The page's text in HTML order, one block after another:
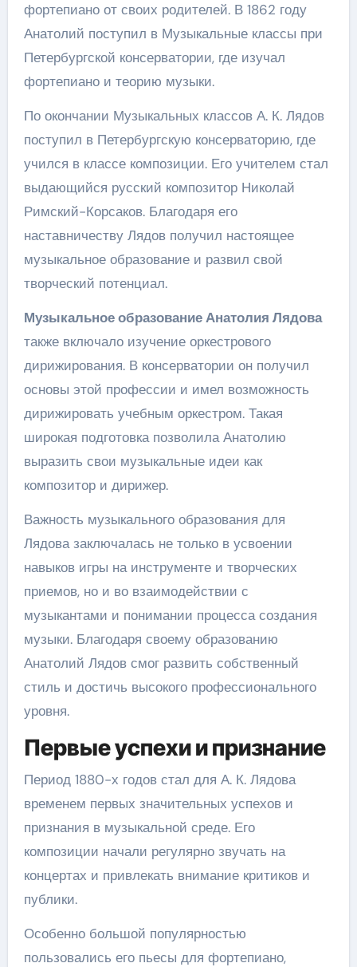
фортепиано от своих родителей. В 1862 году
Анатолий поступил в Музыкальные классы при
Петербургской консерватории, где изучал
фортепиано и теорию музыки.
По окончании Музыкальных классов А. К. Лядов
поступил в Петербургскую консерваторию, где
учился в классе композиции. Его учителем стал
выдающийся русский композитор Николай
Римский-Корсаков. Благодаря его
наставничеству Лядов получил настоящее
музыкальное образование и развил свой
творческий потенциал.
Музыкальное образование Анатолия Лядова
также включало изучение оркестрового
дирижирования. В консерватории он получил
основы этой профессии и имел возможность
дирижировать учебным оркестром. Такая
широкая подготовка позволила Анатолию
выразить свои музыкальные идеи как
композитор и дирижер.
Важность музыкального образования для
Лядова заключалась не только в усвоении
навыков игры на инструменте и творческих
приемов, но и во взаимодействии с
музыкантами и понимании процесса создания
музыки. Благодаря своему образованию
Анатолий Лядов смог развить собственный
стиль и достичь высокого профессионального
уровня.
Первые успехи и признание
Период 1880-х годов стал для А. К. Лядова
временем первых значительных успехов и
признания в музыкальной среде. Его
композиции начали регулярно звучать на
концертах и привлекать внимание критиков и
публики.
Особенно большой популярностью
пользовались его пьесы для фортепиано,